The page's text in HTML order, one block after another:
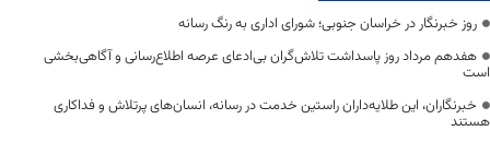
روز خبرنگار در خراسان جنوبی؛ شورای اداری به رنگ رسانه
هفدهم مرداد روز پاسداشت تلاش‌گران بی‌ادعای عرصه اطلاع‌رسانی و آگاهی‌بخشی
است
خبرنگاران، این طلایه‌داران راستین خدمت در رسانه، انسان‌های پرتلاش و فداکاری
هستند